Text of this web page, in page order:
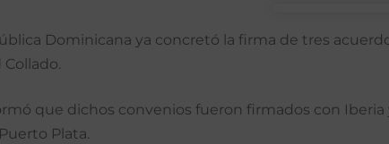
Dominicana ya concretó la firma de tres
que dichos convenios fueron firmados con Iberia
Plata.